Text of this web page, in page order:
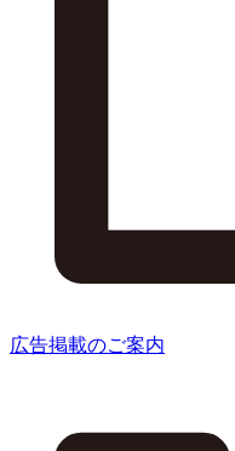
広告掲載のご案内